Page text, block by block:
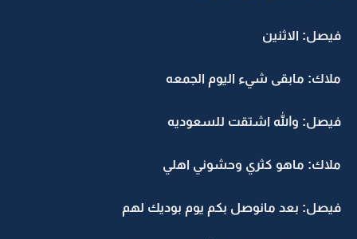
فيصل: الاثنين
ملاك: مابقى شيء اليوم الجمعه
فيصل: والله اشتقت للسعوديه
ملاك: ماهو كثري وحشوني اهلي
فيصل: بعد مانوصل بكم يوم بوديك لهم